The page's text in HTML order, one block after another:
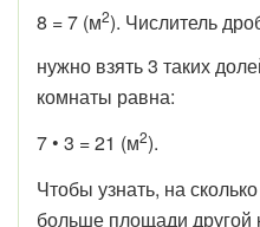
8 = 7 (м2). Числитель
нужно взять 3 таких
комнаты равна:
7 • 3 = 21 (м2).
Чтобы узнать, на
больше площади другой